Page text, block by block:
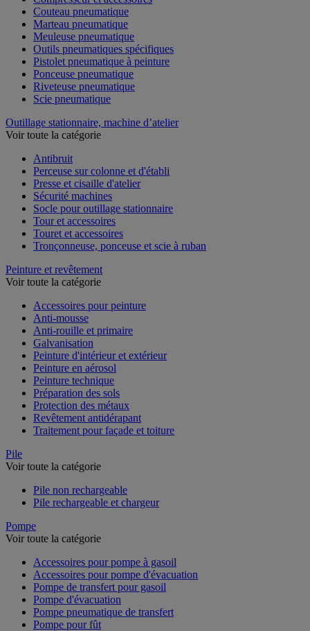
Couteau pneumatique
Marteau pneumatique
Meuleuse pneumatique
Outils pneumatiques spécifiques
Pistolet pneumatique à peinture
Ponceuse pneumatique
Riveteuse pneumatique
Scie pneumatique
Outillage stationnaire, machine d’atelier
Voir toute la catégorie
Antibruit
Perceuse sur colonne et d'établi
Presse et cisaille d'atelier
Sécurité machines
Socle pour outillage stationnaire
Tour et accessoires
Touret et accessoires
Tronçonneuse, ponceuse et scie à ruban
Peinture et revêtement
Voir toute la catégorie
Accessoires pour peinture
Anti-mousse
Anti-rouille et primaire
Galvanisation
Peinture d'intérieur et extérieur
Peinture en aérosol
Peinture technique
Préparation des sols
Protection des métaux
Revêtement antidérapant
Traitement pour façade et toiture
Pile
Voir toute la catégorie
Pile non rechargeable
Pile rechargeable et chargeur
Pompe
Voir toute la catégorie
Accessoires pour pompe à gasoil
Accessoires pour pompe d'évacuation
Pompe de transfert pour gasoil
Pompe d'évacuation
Pompe pneumatique de transfert
Pompe pour fût